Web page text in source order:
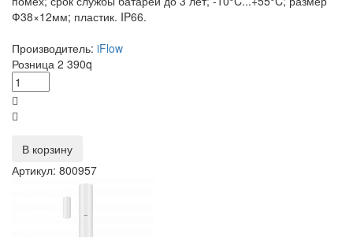
Ф38×12мм; пластик. IP66.
Производитель: iFlow
Розница 2 390q
В корзину
Артикул: 800957